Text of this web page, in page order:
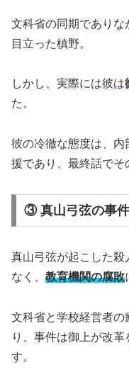
文科省の同期であり
目立った槙野。
しかし、実際には彼は
た。
彼の冷徹な態度は、
援であり、最終話でそ
③ 真山弓弦の事
真山弓弦が起こした
なく、 教育機関の腐敗
文科省と学校経営者
り、事件は御上が改
す。